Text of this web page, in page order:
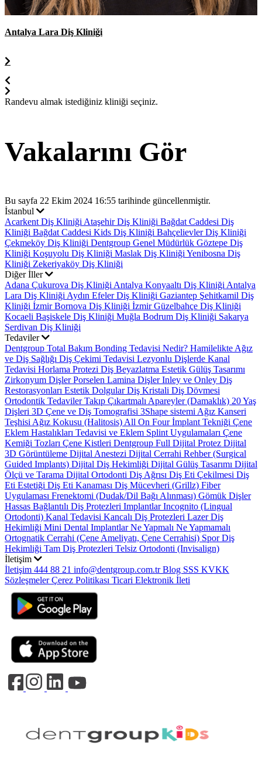
Antalya Lara Diş Kliniği
Randevu almak istediğiniz kliniği seçiniz.
Vakalarını Gör
Bu sayfa 22 Ekim 2024 16:55 tarihinde güncellenmiştir.
İstanbul
Acarkent Diş Kliniği Ataşehir Diş Kliniği Bağdat Caddesi Diş
Kliniği Bağdat Caddesi Kids Diş Kliniği Bahçelievler Diş Kliniği
Çekmeköy Diş Kliniği Dentgroup Genel Müdürlük Göztepe Diş
Kliniği Koşuyolu Diş Kliniği Maslak Diş Kliniği Yenibosna Diş
Kliniği Zekeriyaköy Diş Kliniği
Diğer İller
Adana Çukurova Diş Kliniği Antalya Konyaaltı Diş Kliniği Antalya
Lara Diş Kliniği Aydın Efeler Diş Kliniği Gaziantep Şehitkamil Diş
Kliniği İzmir Bornova Diş Kliniği İzmir Güzelbahçe Diş Kliniği
Kocaeli Başiskele Diş Kliniği Muğla Bodrum Diş Kliniği Sakarya
Serdivan Diş Kliniği
Tedaviler
Dentgroup Total Bakım Bonding Tedavisi Nedir? Hamilelikte Ağız
ve Diş Sağlığı Diş Çekimi Tedavisi Lezyonlu Dişlerde Kanal
Tedavisi Horlama Protezi Diş Beyazlatma Estetik Gülüş Tasarımı
Zirkonyum DişlerPorselen Lamina DişlerInley ve Onley Diş
Restorasyonları Estetik DolgularDiş Kristali Diş Dövmesi
Ortodontik TedavilerTakıp Çıkartmalı Apareyler (Damaklık) 20 Yaş
Dişleri 3D Çene ve Diş Tomografisi 3Shape sistemi Ağız Kanseri
Teşhisi Ağız Kokusu (Halitosis) All On Four İmplant Tekniği Çene
Eklem Hastalıkları Tedavisi ve Eklem Splint Uygulamaları Çene
Kemiği Tozları Çene Kistleri Dentgroup Full Dijital Protez Dijital
3D Görüntüleme Dijital Anestezi Dijital Cerrahi Rehber (Surgical
Guided Implants) Dijital Diş Hekimliği Dijital Gülüş Tasarımı Dijital
Ölçü ve Tarama Dijital Ortodonti Diş Ağrısı Diş Eti Çekilmesi Diş
Eti Estetiği Diş Eti Kanaması Diş Mücevheri (Grillz) Fiber
Uygulaması Frenektomi (Dudak/Dil Bağı Alınması) Gömük Dişler
Hassas Bağlantılı Diş Protezleri ImplantlarIncognito (Lingual
Ortodonti) Kanal Tedavisi Kancalı Diş Protezleri Lazer Diş
Hekimliği Mini Dental ImplantlarNe Yapmalı Ne Yapmamalı
Ortognatik Cerrahi (Çene Ameliyatı, Çene Cerrahisi) Spor Diş
Hekimliği Tam Diş Protezleri Telsiz Ortodonti (Invisalign)
İletişim
İletişim 444 88 21 info@dentgroup.com.tr Blog SSS KVKK
SözleşmelerÇerez Politikası Ticari Elektronik İleti